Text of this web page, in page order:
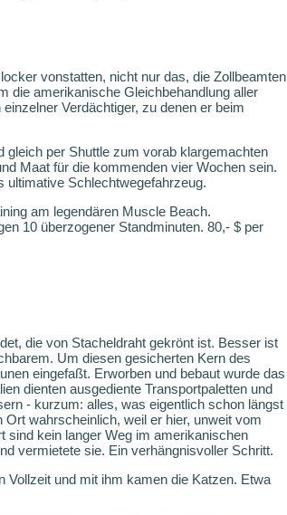
vonstatten, nicht nur das, die Zollbeamten
die amerikanische Gleichbehandlung aller
Verdächtiger, zu denen er beim
gleich per Shuttle zum vorab klargemachten
Maat für die kommenden vier Wochen sein.
ultimative Schlechtwegefahrzeug.
am legendären Muscle Beach.
10 überzogener Standminuten. 80,- $ per
die von Stacheldraht gekrönt ist. Besser ist
Um diesen gesicherten Kern des
eingefaßt. Erworben und bebaut wurde das
dienten ausgediente Transportpaletten und
- kurzum: alles, was eigentlich schon längst
wahrscheinlich, weil er hier, unweit vom
sind kein langer Weg im amerikanischen
vermietete sie. Ein verhängnisvoller Schritt.
Vollzeit und mit ihm kamen die Katzen. Etwa